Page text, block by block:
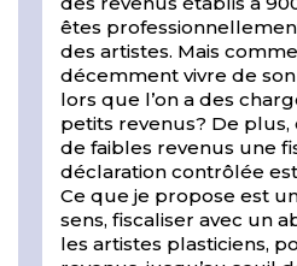
êtes
des artistes. Mais
décemment vivre de son
lors que l’on a des
petits revenus? De plus,
de faibles revenus une
déclaration contrôlée
Ce que je propose est
sens, fiscaliser avec un
les artistes plasticiens,